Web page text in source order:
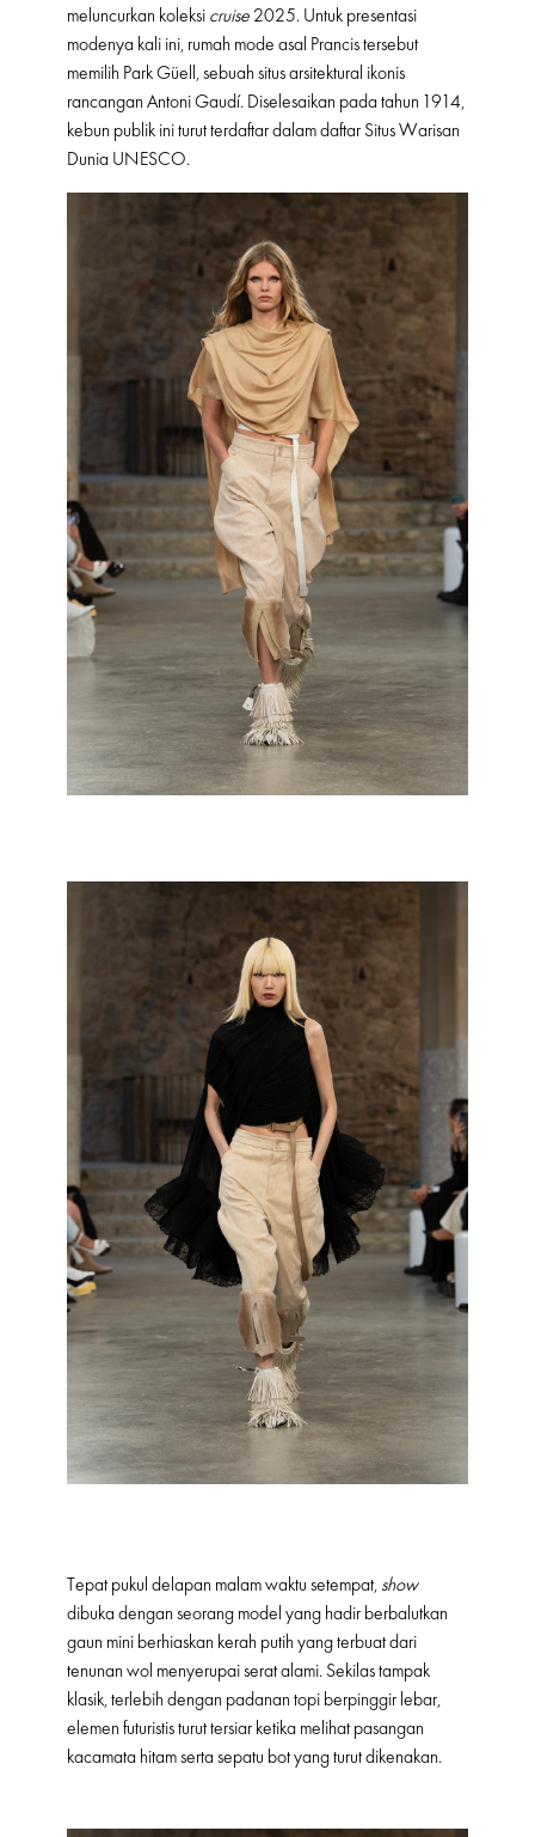
meluncurkan koleksi cruise 2025. Untuk presentasi
modenya kali ini, rumah mode asal Prancis tersebut
memilih Park Güell, sebuah situs arsitektural ikonis
rancangan Antoni Gaudí. Diselesaikan pada tahun 1914,
kebun publik ini turut terdaftar dalam daftar Situs Warisan
Dunia UNESCO.
Tepat pukul delapan malam waktu setempat, show
dibuka dengan seorang model yang hadir berbalutkan
gaun mini berhiaskan kerah putih yang terbuat dari
tenunan wol menyerupai serat alami. Sekilas tampak
klasik, terlebih dengan padanan topi berpinggir lebar,
elemen futuristis turut tersiar ketika melihat pasangan
kacamata hitam serta sepatu bot yang turut dikenakan.